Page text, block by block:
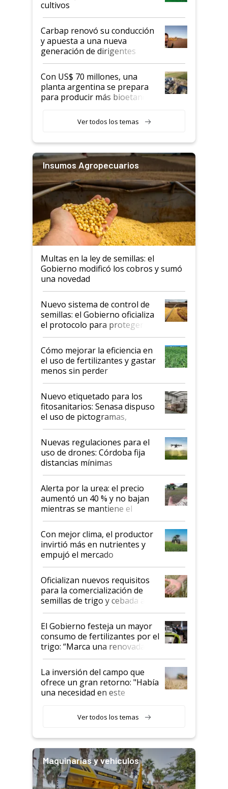
cultivos
Carbap renovó su conducción
y apuesta a una nueva
generación de dirigentes
rurales
Con US$ 70 millones, una
planta argentina se prepara
para producir más bioetanol
Ver todos los temas
Insumos Agropecuarios
Multas en la ley de semillas: el
Gobierno modificó los cobros y sumó
una novedad
Nuevo sistema de control de
semillas: el Gobierno oficializa
el protocolo para proteger la
propiedad intelectual
Cómo mejorar la eficiencia en
el uso de fertilizantes y gastar
menos sin perder
productividad en la campaña
fina
Nuevo etiquetado para los
fitosanitarios: Senasa dispuso
el uso de pictogramas,
palabras de advertencia e
indicaciones
Nuevas regulaciones para el
uso de drones: Córdoba fija
distancias mínimas
Alerta por la urea: el precio
aumentó un 40 % y no bajan
mientras se mantiene el
conflicto en Medio Oriente
Con mejor clima, el productor
invirtió más en nutrientes y
empujó el mercado
Oficializan nuevos requisitos
para la comercialización de
semillas de trigo y cebada a
granel
El Gobierno festeja un mayor
consumo de fertilizantes por el
trigo: “Marca una renovada
confianza de los productores”
La inversión del campo que
ofrece un gran retorno: "Había
una necesidad en este
Ver todos los temas
Maquinarias y vehículos